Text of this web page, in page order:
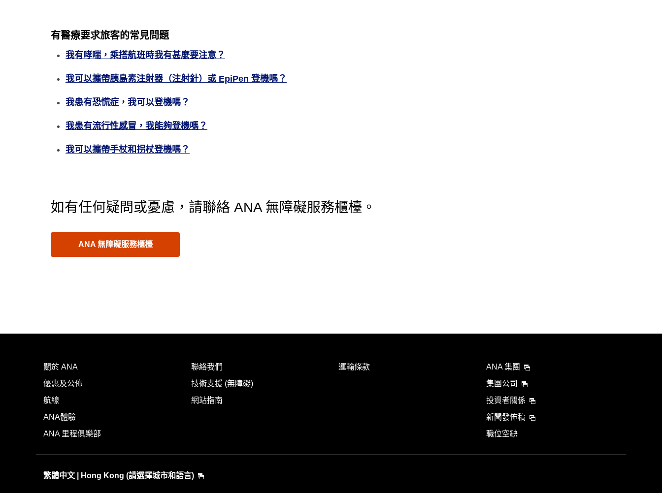
有醫療要求旅客的常見問題
我有哮喘，乘搭航班時我有甚麼要注意？
我可以攜帶胰島素注射器（注射針）或 EpiPen 登機嗎？
我患有恐慌症，我可以登機嗎？
我患有流行性感冒，我能夠登機嗎？
我可以攜帶手杖和拐杖登機嗎？
如有任何疑問或憂慮，請聯絡 ANA 無障礙服務櫃檯。
ANA 無障礙服務櫃檯
關於 ANA
優惠及公佈
航線
ANA體驗
ANA 里程俱樂部
聯絡我們
技術支援 (無障礙)
網站指南
運輸條款
ANA 集團
集團公司
投資者關係
新聞發佈稿
職位空缺
繁體中文 | Hong Kong (請選擇城市和語言)